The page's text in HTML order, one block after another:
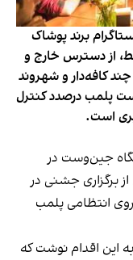
برند پوشاک
از دسترس خارج و
کافه‌‌دار و شهروند
پلمب درصدد کنترل
است.
جین‌وست در
شنبه ۱۹ مهر و پس از برگزاری جشنی در
انتظامی پلمب
این اقدام نوشت که